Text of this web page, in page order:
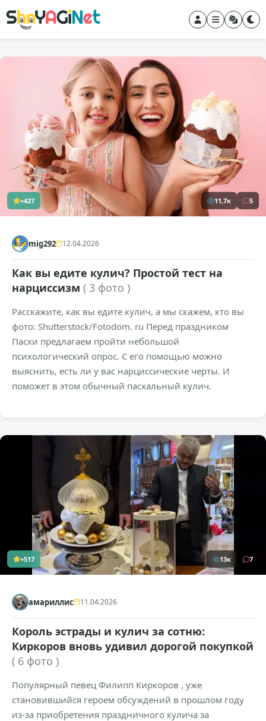
+427 11,7к 5
mig292 12.04.2026
Как вы едите кулич? Простой тест на
нарциссизм ( 3 фото )
Расскажите, как вы едите кулич, а мы скажем, кто вы
фото: Shutterstock/Fotodom. ru Перед праздником
Пасхи предлагаем пройти небольшой
психологический опрос. С его помощью можно
выяснить, есть ли у вас нарциссические черты. И
поможет в этом обычный пасхальный кулич.
+517 13к 7
амариллис 11.04.2026
Король эстрады и кулич за сотню:
Киркоров вновь удивил дорогой покупкой
( 6 фото )
Популярный певец Филипп Киркоров , уже
становившийся героем обсуждений в прошлом году
из-за приобретения праздничного кулича за